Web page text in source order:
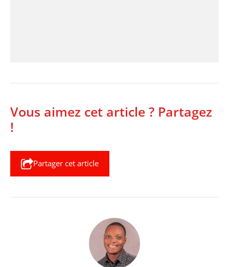
Vous aimez cet article ? Partagez
!
Partager cet article